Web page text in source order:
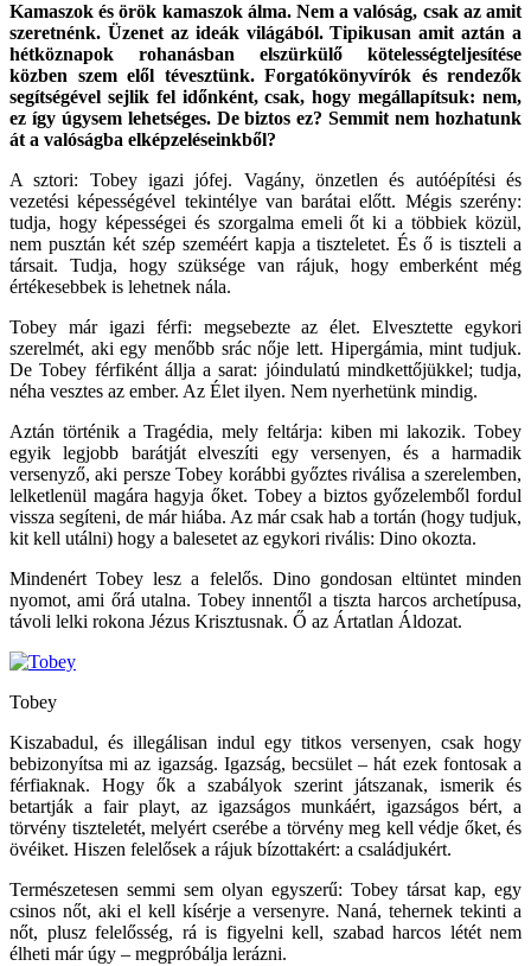
Kamaszok és örök kamaszok álma. Nem a valóság, csak az amit
szeretnénk. Üzenet az ideák világából. Tipikusan amit aztán a
hétköznapok rohanásban elszürkülő kötelességteljesítése
közben szem elől tévesztünk. Forgatókönyvírók és rendezők
segítségével sejlik fel időnként, csak, hogy megállapítsuk: nem,
ez így úgysem lehetséges. De biztos ez? Semmit nem hozhatunk
át a valóságba elképzeléseinkből?
A sztori: Tobey igazi jófej. Vagány, önzetlen és autóépítési és
vezetési képességével tekintélye van barátai előtt. Mégis szerény:
tudja, hogy képességei és szorgalma emeli őt ki a többiek közül,
nem pusztán két szép szeméért kapja a tiszteletet. És ő is tiszteli a
társait. Tudja, hogy szüksége van rájuk, hogy emberként még
értékesebbek is lehetnek nála.
Tobey már igazi férfi: megsebezte az élet. Elvesztette egykori
szerelmét, aki egy menőbb srác nője lett. Hipergámia, mint tudjuk.
De Tobey férfiként állja a sarat: jóindulatú mindkettőjükkel; tudja,
néha vesztes az ember. Az Élet ilyen. Nem nyerhetünk mindig.
Aztán történik a Tragédia, mely feltárja: kiben mi lakozik. Tobey
egyik legjobb barátját elveszíti egy versenyen, és a harmadik
versenyző, aki persze Tobey korábbi győztes riválisa a szerelemben,
lelketlenül magára hagyja őket. Tobey a biztos győzelemből fordul
vissza segíteni, de már hiába. Az már csak hab a tortán (hogy tudjuk,
kit kell utálni) hogy a balesetet az egykori rivális: Dino okozta.
Mindenért Tobey lesz a felelős. Dino gondosan eltüntet minden
nyomot, ami őrá utalna. Tobey innentől a tiszta harcos archetípusa,
távoli lelki rokona Jézus Krisztusnak. Ő az Ártatlan Áldozat.
Tobey
Kiszabadul, és illegálisan indul egy titkos versenyen, csak hogy
bebizonyítsa mi az igazság. Igazság, becsület – hát ezek fontosak a
férfiaknak. Hogy ők a szabályok szerint játszanak, ismerik és
betartják a fair playt, az igazságos munkáért, igazságos bért, a
törvény tiszteletét, melyért cserébe a törvény meg kell védje őket, és
övéiket. Hiszen felelősek a rájuk bízottakért: a családjukért.
Természetesen semmi sem olyan egyszerű: Tobey társat kap, egy
csinos nőt, aki el kell kísérje a versenyre. Naná, tehernek tekinti a
nőt, plusz felelősség, rá is figyelni kell, szabad harcos létét nem
élheti már úgy – megpróbálja lerázni.